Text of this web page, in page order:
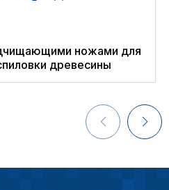
ножами для
древесины